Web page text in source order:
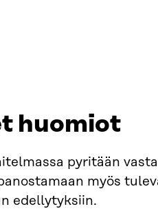
huomiot
pyritään
myös
edellytyksiin.